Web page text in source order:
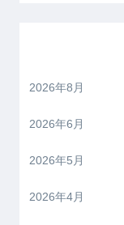
2026年8月
2026年6月
2026年5月
2026年4月